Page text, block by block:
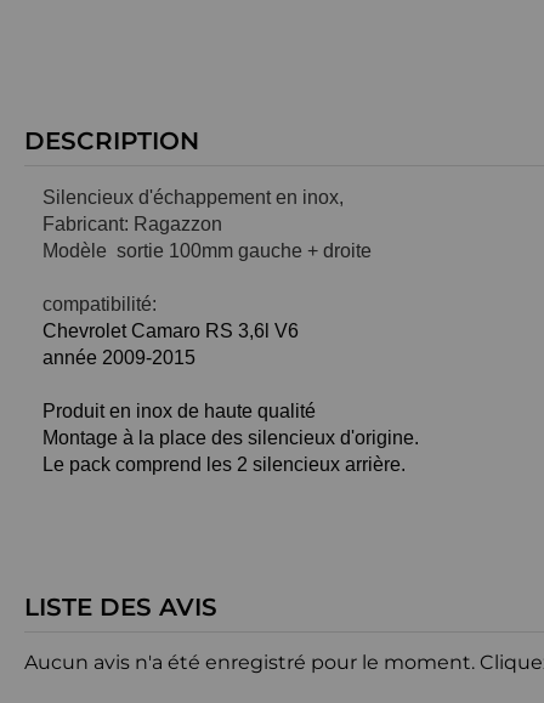
DESCRIPTION
Silencieux d'échappement en inox,
Fabricant: Ragazzon
Modèle sortie 100mm gauche + droite
compatibilité:
Chevrolet Camaro RS 3,6l V6
année 2009-2015
Produit en inox de haute qualité
Montage à la place des silencieux d'origine.
Le pack comprend les 2 silencieux arrière.
LISTE DES AVIS
Aucun avis n'a été enregistré pour le moment.